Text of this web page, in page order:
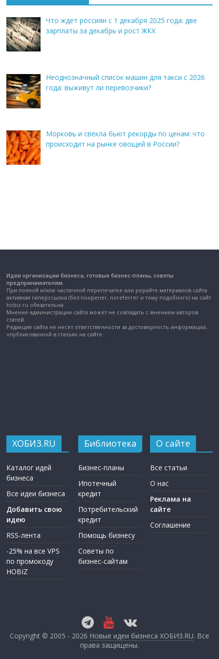
Что ждет россиян с 1 декабря 2025 года: две
зарплаты за декабрь и рост ЖКХ
Неоднозначный список машин для такси с 2026
года: выживут ли перевозчики?
Морковь и свекла бьют рекорды по ценам: что
происходит на рынке овощей в России?
Идеи организации бизнеса, готовые бизнес-планы, советы
предпринимателям.
При полной и/или частичной перепечатке или рерайте материалов сайта
активная гиперссылка (без noopener, noreferrer и тому подобного) на сайт
hobiz.ru обязательна.
Мнение администрации сайта может не совпадать с мнением авторов
статей.
Редакция сайта не несет ответственности за достоверность информации,
опубликованной в статьях на сайте.
ХОБИЗ.RU
Каталог идей
бизнеса
Все идеи бизнеса
Добавить свою
идею
RSS-лента
-25% на все VPS
по промокоду
HOBIZ
Библиотека
Бизнес-планы
Ипотечный
кредит
Потребительский
кредит
Помощь бизнесу
Советы по
бизнес-сайтам
О сайте
Все статьи
О нас
Реклама на
сайте
Соглашение
Copyright © 2005 - 2026 Новые идеи бизнеса ХОБИЗ.RU. Все
права защищены.